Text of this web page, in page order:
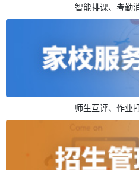
智能排课、考勤
师生互评、作业